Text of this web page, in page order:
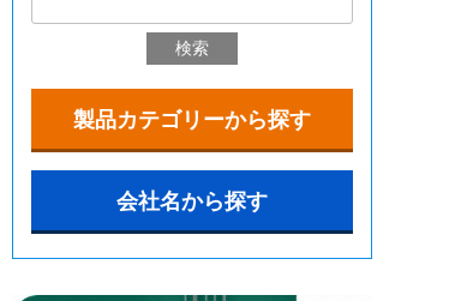
検索
製品カテゴリーから探す
会社名から探す